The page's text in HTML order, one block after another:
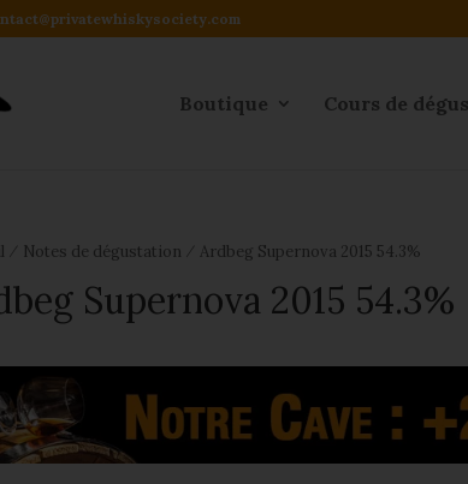
Boutique Cours de
Notes de dégustation Ardbeg Supernova 2015 54.3%
Supernova 2015 54.3%